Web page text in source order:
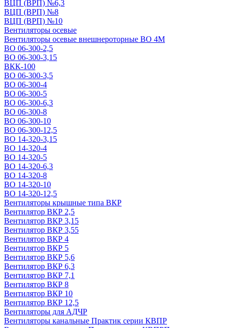
ВЦП (ВРП) №6,3
ВЦП (ВРП) №8
ВЦП (ВРП) №10
Вентиляторы осевые
Вентиляторы осевые внешнероторные ВО 4М
ВО 06-300-2,5
ВО 06-300-3,15
ВКК-100
ВО 06-300-3,5
ВО 06-300-4
ВО 06-300-5
ВО 06-300-6,3
ВО 06-300-8
ВО 06-300-10
ВО 06-300-12,5
ВО 14-320-3,15
ВО 14-320-4
ВО 14-320-5
ВО 14-320-6,3
ВО 14-320-8
ВО 14-320-10
ВО 14-320-12,5
Вентиляторы крышные типа ВКР
Вентилятор ВКР 2,5
Вентилятор ВКР 3,15
Вентилятор ВКР 3,55
Вентилятор ВКР 4
Вентилятор ВКР 5
Вентилятор ВКР 5,6
Вентилятор ВКР 6,3
Вентилятор ВКР 7,1
Вентилятор ВКР 8
Вентилятор ВКР 10
Вентилятор ВКР 12,5
Вентиляторы для АДЧР
Вентиляторы канальные Практик серии КВПР